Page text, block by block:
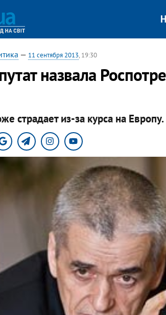
— 11 сентября 2013, 19:30
назвала
страдает из-за курса на Европу.